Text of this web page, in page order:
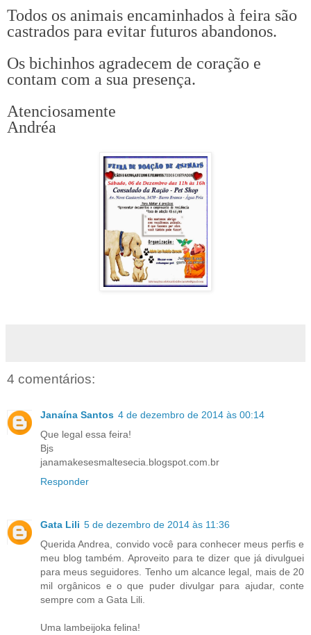
Todos os animais encaminhados à feira são
castrados para evitar futuros abandonos.
Os bichinhos agradecem de coração e
contam com a sua presença.
Atenciosamente
Andréa
4 comentários:
Janaína Santos 4 de dezembro de 2014 às 00:14
Que legal essa feira!
Bjs
janamakesesmaltesecia.blogspot.com.br
Responder
Gata Lili 5 de dezembro de 2014 às 11:36
Querida Andrea, convido você para conhecer meus perfis e
meu blog também. Aproveito para te dizer que já divulguei
para meus seguidores. Tenho um alcance legal, mais de 20
mil orgânicos e o que puder divulgar para ajudar, conte
sempre com a Gata Lili.
Uma lambeijoka felina!